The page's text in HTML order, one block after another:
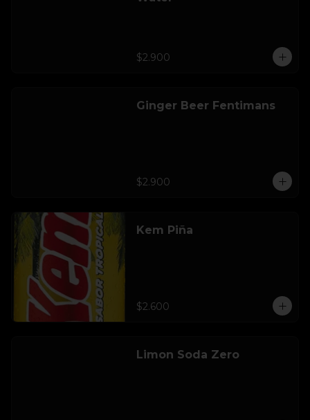
$2.900
Ginger Beer Fentimans
$2.900
Kem Piña
$2.600
Limon Soda Zero